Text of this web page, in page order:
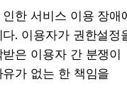
한 서비스 이용 장애
. 이용자가 권한설정
은 이용자 간 분쟁이
가 없는 한 책임을